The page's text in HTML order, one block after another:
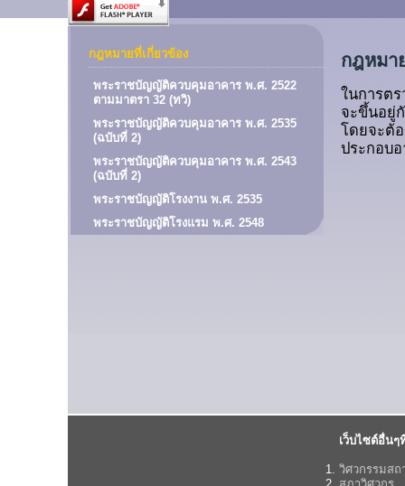
กฎหมายที่เกี่ยวข้อง
พระราชบัญญัติควบคุมอาคาร พ.ศ. 2522
ตามมาตรา 32 (ทวิ)
พระราชบัญญัติควบคุมอาคาร พ.ศ. 2535
(ฉบับที่ 2)
พระราชบัญญัติควบคุมอาคาร พ.ศ. 2543
(ฉบับที่ 2)
พระราชบัญญัติโรงงาน พ.ศ. 2535
พระราชบัญญัติโรงแรม พ.ศ. 2548
กฎหมา
ในการต
จะขึ้นอยู่
โดยจะต้
ประกอบ
เว็บไซต์อื่นๆ
วิศวกรรมสถ